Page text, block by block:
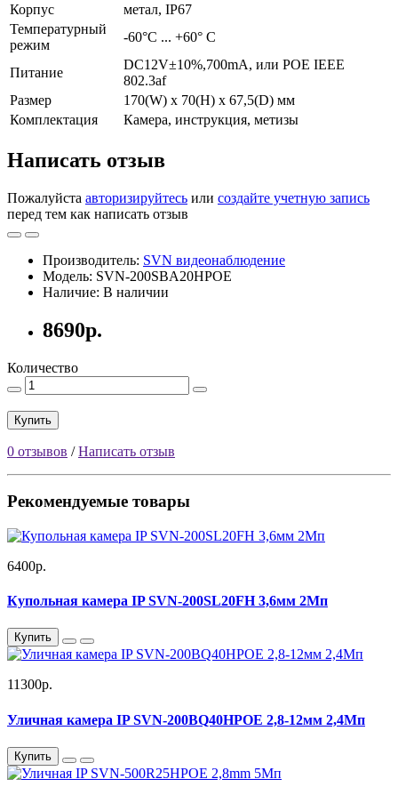
Корпус
метал, IP67
Температурный
режим
-60°С ... +60° С
Питание
DC12V±10%,700mA, или POE IEEE
802.3af
Размер
170(W) x 70(H) x 67,5(D) мм
Комплектация
Камера, инструкция, метизы
Написать отзыв
Пожалуйста авторизируйтесь или создайте учетную запись
перед тем как написать отзыв
Производитель: SVN видеонаблюдение
Модель: SVN-200SBA20HPOE
Наличие: В наличии
8690р.
Количество
Купить
0 отзывов /Написать отзыв
Рекомендуемые товары
6400р.
Купольная камера IP SVN-200SL20FH 3,6мм 2Мп
Купить
11300р.
Уличная камера IP SVN-200BQ40HPOE 2,8-12мм 2,4Мп
Купить